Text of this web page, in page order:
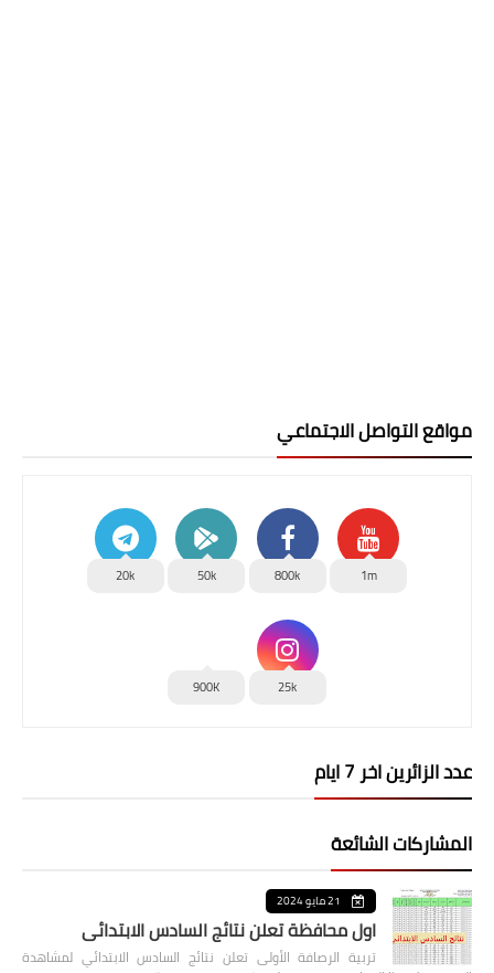
مواقع التواصل الاجتماعي
1m
800k
50k
20k
25k
900K
عدد الزائرين اخر 7 ايام
المشاركات الشائعة
21 مايو 2024
اول محافظة تعلن نتائج السادس الابتدائي
تربية الرصافة الأولى تعلن نتائج السادس الابتدائي لمشاهدة